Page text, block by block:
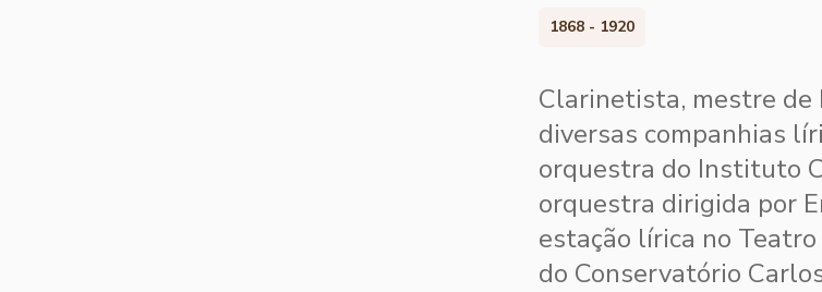
1868 - 1920
Clarinetista, mestre de
diversas companhias
orquestra do Instituto
orquestra dirigida por
estação lírica no
do Conservatório